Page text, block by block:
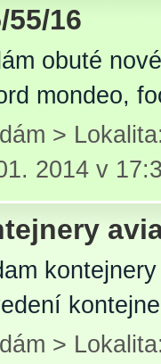
55/16
obuté
mondeo,
>
2014 v
>